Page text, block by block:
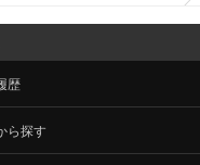
歴
ら探す